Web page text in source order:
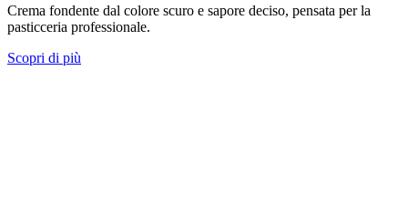
Crema fondente dal colore scuro e sapore deciso, pensata per la
pasticceria professionale.
Scopri di più